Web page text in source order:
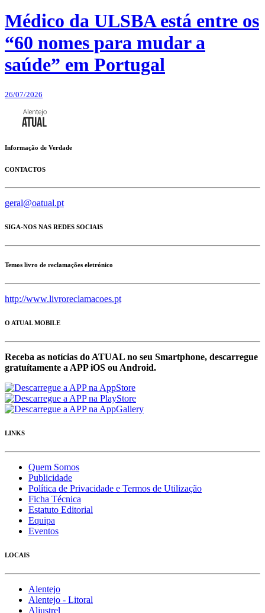
Médico da ULSBA está entre os
“60 nomes para mudar a
saúde” em Portugal
26/07/2026
Informação de Verdade
CONTACTOS
geral@oatual.pt
SIGA-NOS NAS REDES SOCIAIS
Temos livro de reclamações eletrónico
http://www.livroreclamacoes.pt
O ATUAL MOBILE
Receba as notícias do ATUAL no seu Smartphone, descarregue
gratuítamente a APP iOS ou Android.
LINKS
Quem Somos
Publicidade
Política de Privacidade e Termos de Utilização
Ficha Técnica
Estatuto Editorial
Equipa
Eventos
LOCAIS
Alentejo
Alentejo - Litoral
Aljustrel